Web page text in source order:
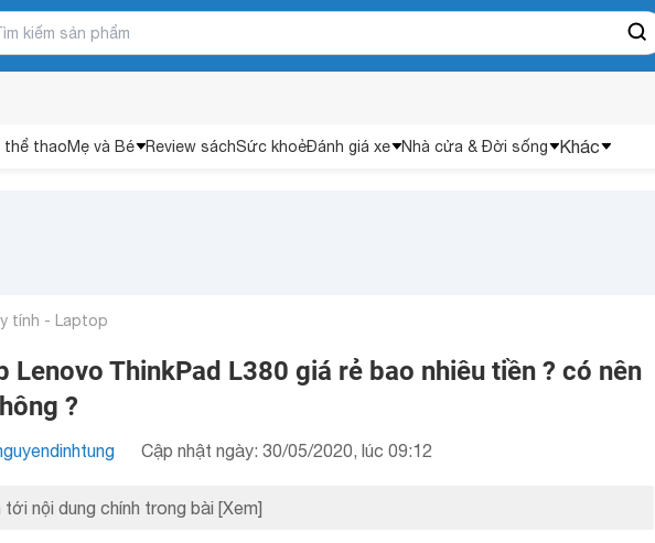
thể thaoMẹ và Bé Review sáchSức khoẻĐánh giá xe Nhà cửa & Đời sống Khác
tính - Laptop
Lenovo ThinkPad L380 giá rẻ bao nhiêu tiền ? có nên
?
Cập nhật ngày: 30/05/2020, lúc 09:12
tới nội dung chính trong bài [Xem]